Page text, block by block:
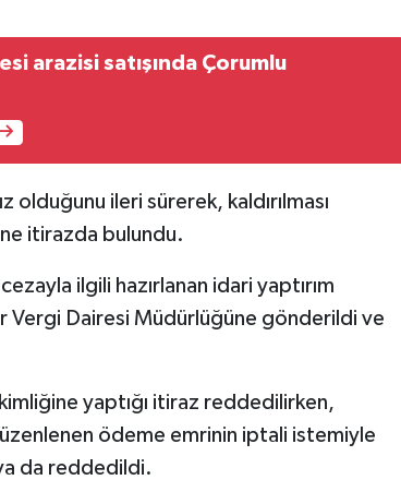
arazisi satışında Çorumlu
olduğunu ileri sürerek, kaldırılması
itirazda bulundu.
ilgili hazırlanan idari yaptırım
Vergi Dairesi Müdürlüğüne gönderildi ve
yaptığı itiraz reddedilirken,
ödeme emrinin iptali istemiyle
da reddedildi.